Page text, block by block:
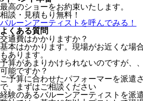
最高のショーをお約束いたします。
相談・見積もり無料！
バルーンアーティストを呼んでみる！
よくある質問
交通費はかかりますか？
基本はかかります。現場がお近くな場
もあります。
予算があまりかけられないのですが、
可能ですか？
ご予算に合わせたパフォーマーを派遣
で、まずはご相談ください
経験のあるバルーンアーティストを派